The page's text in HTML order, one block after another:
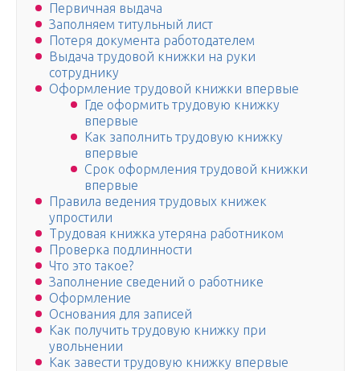
Первичная выдача
Заполняем титульный лист
Потеря документа работодателем
Выдача трудовой книжки на руки
сотруднику
Оформление трудовой книжки впервые
Где оформить трудовую книжку
впервые
Как заполнить трудовую книжку
впервые
Срок оформления трудовой книжки
впервые
Правила ведения трудовых книжек
упростили
Трудовая книжка утеряна работником
Проверка подлинности
Что это такое?
Заполнение сведений о работнике
Оформление
Основания для записей
Как получить трудовую книжку при
увольнении
Как завести трудовую книжку впервые